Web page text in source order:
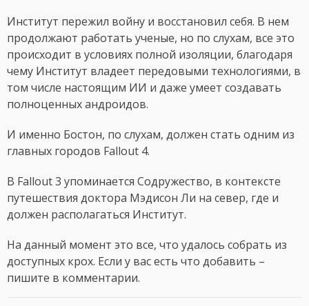
Институт пережил войну и восстановил себя. В нем
продолжают работать ученые, но по слухам, все это
происходит в условиях полной изоляции, благодаря
чему Институт владеет передовыми технологиями, в
том числе настоящим ИИ и даже умеет создавать
полноценных андроидов.
И именно Бостон, по слухам, должен стать одним из
главных городов Fallout 4.
В Fallout 3 упоминается Содружество, в контексте
путешествия доктора Мэдисон Ли на север, где и
должен располагаться Институт.
На данный момент это все, что удалось собрать из
доступных крох. Если у вас есть что добавить –
пишите в комментарии.